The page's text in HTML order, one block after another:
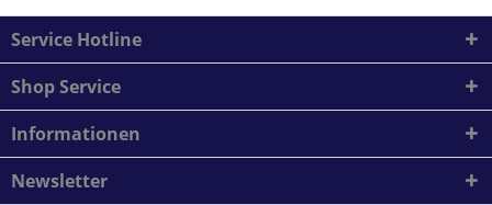
Service Hotline
Shop Service
Informationen
Newsletter